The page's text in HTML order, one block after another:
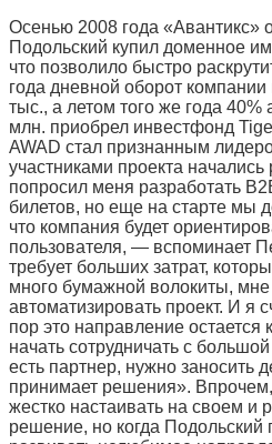
Осенью 2008 года «Авантикс»
Подольский купил доменное
что позволило быстро
года дневной оборот
тыс., а летом того же года 40%
млн. приобрел инвестфонд
AWAD стал признанным
участниками проекта
попросил меня разработать
билетов, но еще на старте мы
что компания будет
пользователя, — вспоминает
требует больших затрат,
много бумажной волокиты,
автоматизировать проект. И я
пор это направление
начать сотрудничать с
есть партнер, нужно заносить
принимает решения». Впрочем,
жестко настаивать на своем и
решение, но когда Подольский